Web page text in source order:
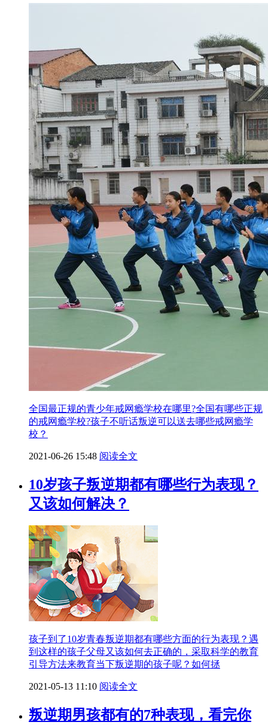
全国最正规的青少年戒网瘾学校在哪里?全国有哪些正规
的戒网瘾学校?孩子不听话叛逆可以送去哪些戒网瘾学
校？
2021-06-26 15:48 阅读全文
10岁孩子叛逆期都有哪些行为表现？
又该如何解决？
孩子到了10岁青春叛逆期都有哪些方面的行为表现？遇
到这样的孩子父母又该如何去正确的，采取科学的教育
引导方法来教育当下叛逆期的孩子呢？如何拯
2021-05-13 11:10 阅读全文
叛逆期男孩都有的7种表现，看完你